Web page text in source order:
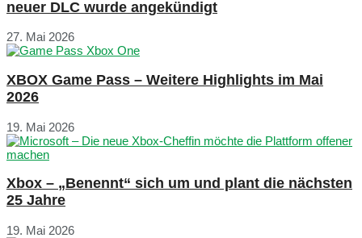
neuer DLC wurde angekündigt
27. Mai 2026
XBOX Game Pass – Weitere Highlights im Mai
2026
19. Mai 2026
Xbox – „Benennt“ sich um und plant die nächsten
25 Jahre
19. Mai 2026